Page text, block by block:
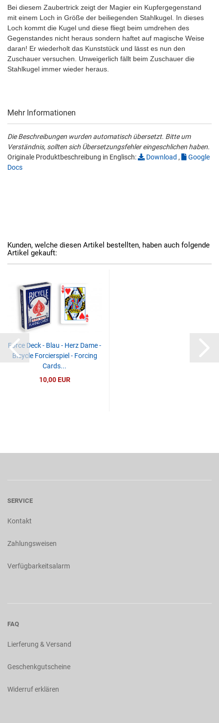
Bei diesem Zaubertrick zeigt der Magier ein Kupfergegenstand
mit einem Loch in Größe der beiliegenden Stahlkugel. In dieses
Loch kommt die Kugel und diese fliegt beim umdrehen des
Gegenstandes nicht heraus sondern haftet auf magische Weise
daran! Er wiederholt das Kunststück und lässt es nun den
Zuschauer versuchen. Unweigerlich fällt beim Zuschauer die
Stahlkugel immer wieder heraus.
Mehr Informationen
Die Beschreibungen wurden automatisch übersetzt. Bitte um
Verständnis, sollten sich Übersetzungsfehler eingeschlichen haben.
Originale Produktbeschreibung in Englisch:
Download ,
Google
Docs
Kunden, welche diesen Artikel bestellten, haben auch folgende
Artikel gekauft:
Force Deck - Blau - Herz Dame -
Bicycle Forcierspiel - Forcing
Cards...
10,00 EUR
SERVICE
Kontakt
Zahlungsweisen
Verfügbarkeitsalarm
FAQ
Lierferung & Versand
Geschenkgutscheine
Widerruf erklären